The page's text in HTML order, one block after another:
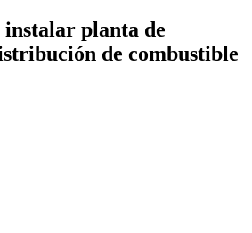
planta de
de combustible